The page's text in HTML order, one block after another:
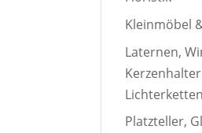
Kleinmöbel
Laternen,
Lichterketten
Platzteller,